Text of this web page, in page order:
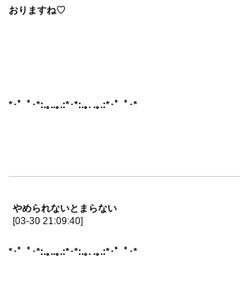
おりますね♡
*･゜ﾟ･*:.｡..｡.:*･*:.｡. .｡.:*･゜ﾟ･*
やめられないとまらない
[03-30 21:09:40]
*･゜ﾟ･*:.｡..｡.:*･*:.｡. .｡.:*･゜ﾟ･*